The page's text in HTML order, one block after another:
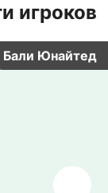
игроков
Бали Юнайтед